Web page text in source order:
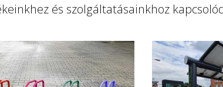
és szolgáltatásainkhoz